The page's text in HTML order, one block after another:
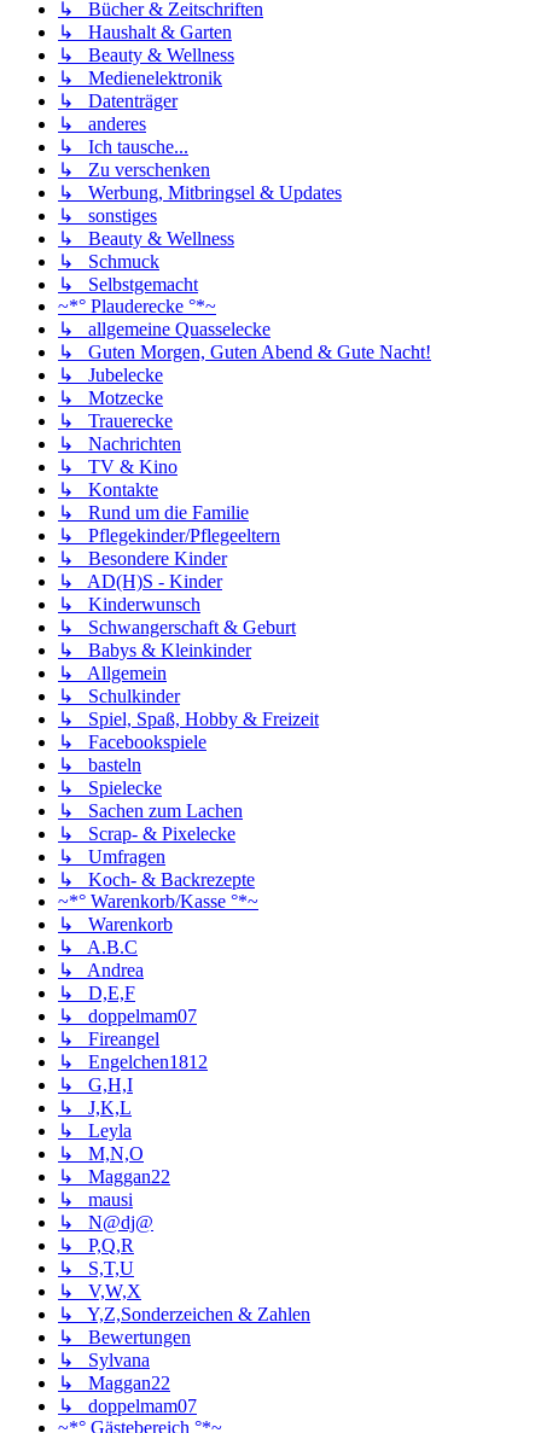
↳ Bücher & Zeitschriften
↳ Haushalt & Garten
↳ Beauty & Wellness
↳ Medienelektronik
↳ Datenträger
↳ anderes
↳ Ich tausche...
↳ Zu verschenken
↳ Werbung, Mitbringsel & Updates
↳ sonstiges
↳ Beauty & Wellness
↳ Schmuck
↳ Selbstgemacht
~*° Plauderecke °*~
↳ allgemeine Quasselecke
↳ Guten Morgen, Guten Abend & Gute Nacht!
↳ Jubelecke
↳ Motzecke
↳ Trauerecke
↳ Nachrichten
↳ TV & Kino
↳ Kontakte
↳ Rund um die Familie
↳ Pflegekinder/Pflegeeltern
↳ Besondere Kinder
↳ AD(H)S - Kinder
↳ Kinderwunsch
↳ Schwangerschaft & Geburt
↳ Babys & Kleinkinder
↳ Allgemein
↳ Schulkinder
↳ Spiel, Spaß, Hobby & Freizeit
↳ Facebookspiele
↳ basteln
↳ Spielecke
↳ Sachen zum Lachen
↳ Scrap- & Pixelecke
↳ Umfragen
↳ Koch- & Backrezepte
~*° Warenkorb/Kasse °*~
↳ Warenkorb
↳ A.B.C
↳ Andrea
↳ D,E,F
↳ doppelmam07
↳ Fireangel
↳ Engelchen1812
↳ G,H,I
↳ J,K,L
↳ Leyla
↳ M,N,O
↳ Maggan22
↳ mausi
↳ N@dj@
↳ P,Q,R
↳ S,T,U
↳ V,W,X
↳ Y,Z,Sonderzeichen & Zahlen
↳ Bewertungen
↳ Sylvana
↳ Maggan22
↳ doppelmam07
~*° Gästebereich °*~